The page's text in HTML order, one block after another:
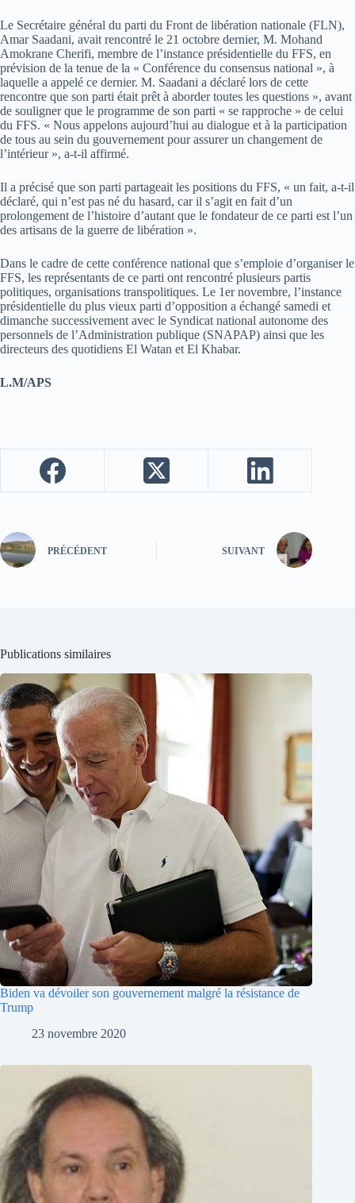
Le Secrétaire général du parti du Front de libération nationale (FLN),
Amar Saadani, avait rencontré le 21 octobre dernier, M. Mohand
Amokrane Cherifi, membre de l’instance présidentielle du FFS, en
prévision de la tenue de la « Conférence du consensus national », à
laquelle a appelé ce dernier. M. Saadani a déclaré lors de cette
rencontre que son parti était prêt à aborder toutes les questions », avant
de souligner que le programme de son parti « se rapproche » de celui
du FFS. « Nous appelons aujourd’hui au dialogue et à la participation
de tous au sein du gouvernement pour assurer un changement de
l’intérieur », a-t-il affirmé.
Il a précisé que son parti partageait les positions du FFS, « un fait, a-t-il
déclaré, qui n’est pas né du hasard, car il s’agit en fait d’un
prolongement de l’histoire d’autant que le fondateur de ce parti est l’un
des artisans de la guerre de libération ».
Dans le cadre de cette conférence national que s’emploie d’organiser le
FFS, les représentants de ce parti ont rencontré plusieurs partis
politiques, organisations transpolitiques. Le 1er novembre, l’instance
présidentielle du plus vieux parti d’opposition a échangé samedi et
dimanche successivement avec le Syndicat national autonome des
personnels de l’Administration publique (SNAPAP) ainsi que les
directeurs des quotidiens El Watan et El Khabar.
L.M/APS
PRÉCÉDENT SUIVANT
Publications similaires
Biden va dévoiler son gouvernement malgré la résistance de
Trump
23 novembre 2020